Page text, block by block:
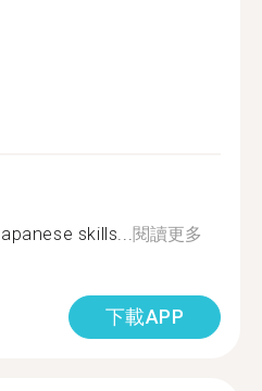
skills...閱讀更多
下載APP